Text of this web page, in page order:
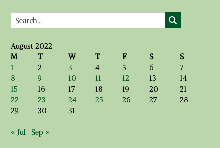
August 2022
M
T W T F S
S
1
2 3 4 5 6
7
8
9 10 11 12 13
14
15
16 17 18 19 20
21
22
23 24 25 26 27
28
29
30 31
« Jul Sep »